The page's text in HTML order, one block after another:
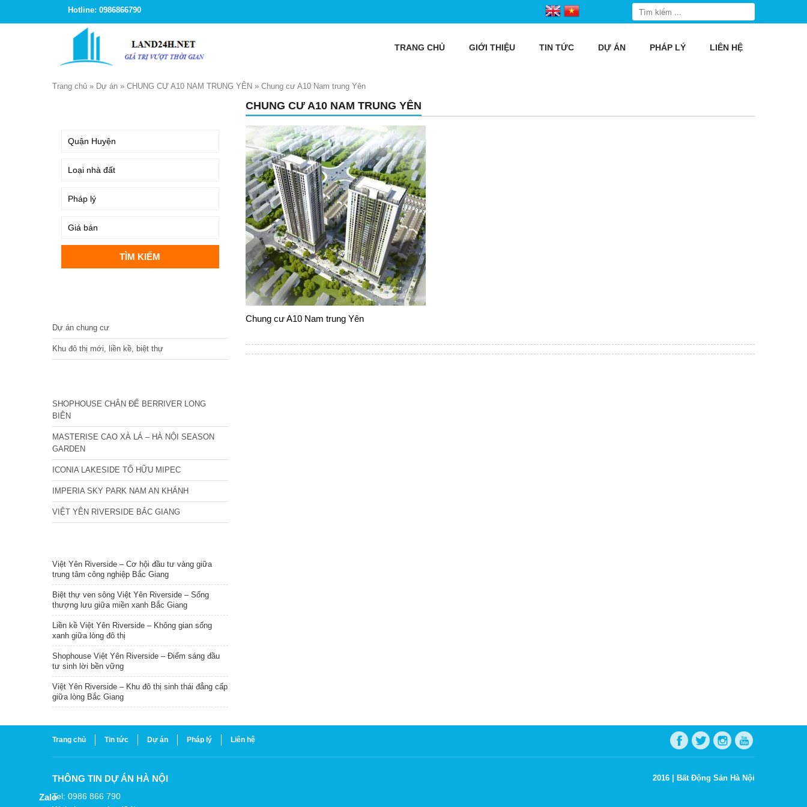
Hotline: 0986866790
TRANG CHỦ GIỚI THIỆU TIN TỨC DỰ ÁN PHÁP LÝ LIÊN HỆ
Trang chủ » Dự án » CHUNG CƯ A10 NAM TRUNG YÊN » Chung cư A10 Nam trung Yên
CHUNG CƯ A10 NAM TRUNG YÊN
Chung cư A10 Nam trung Yên
Dự án chung cư
Khu đô thị mới, liền kề, biệt thự
SHOPHOUSE CHÂN ĐẾ BERRIVER LONG
BIÊN
MASTERISE CAO XÀ LÁ – HÀ NỘI SEASON
GARDEN
ICONIA LAKESIDE TỐ HỮU MIPEC
IMPERIA SKY PARK NAM AN KHÁNH
VIỆT YÊN RIVERSIDE BẮC GIANG
Việt Yên Riverside – Cơ hội đầu tư vàng giữa
trung tâm công nghiệp Bắc Giang
Biệt thự ven sông Việt Yên Riverside – Sống
thượng lưu giữa miền xanh Bắc Giang
Liền kề Việt Yên Riverside – Không gian sống
xanh giữa lòng đô thị
Shophouse Việt Yên Riverside – Điểm sáng đầu
tư sinh lời bền vững
Việt Yên Riverside – Khu đô thị sinh thái đẳng cấp
giữa lòng Bắc Giang
Trang chủ Tin tức Dự án Pháp lý Liên hệ
THÔNG TIN DỰ ÁN HÀ NỘI
Tel: 0986 866 790
2016 | Bất Động Sản Hà Nội
Zalo